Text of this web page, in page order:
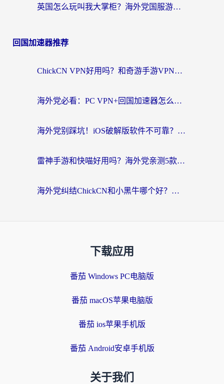
英国怎么玩叫我大掌柜？海外党国服游戏加速避坑指南（附实测推荐）
回国加速器推荐
ChickCN VPN好用吗？和奇游手游VPN对比哪个回国效果更好？海外党亲测实用指南
海外党必看：PC VPN+回国加速器怎么选？无缝访问国内资源全攻略
海外党别踩坑！iOS破解版软件不可靠？教你选对回国加速器无缝看国内资源
雷神手游和快喵好用吗？海外党亲测5款回国加速器，附斧牛Bling对比+微信视频号解决办法
海外党纠结ChickCN和小黑牛哪个好？一篇帮你选对回国加速器的实用指南
下载应用
番茄 Windows PC电脑版
番茄 macOS苹果电脑版
番茄 ios苹果手机版
番茄 Android安卓手机版
关于我们